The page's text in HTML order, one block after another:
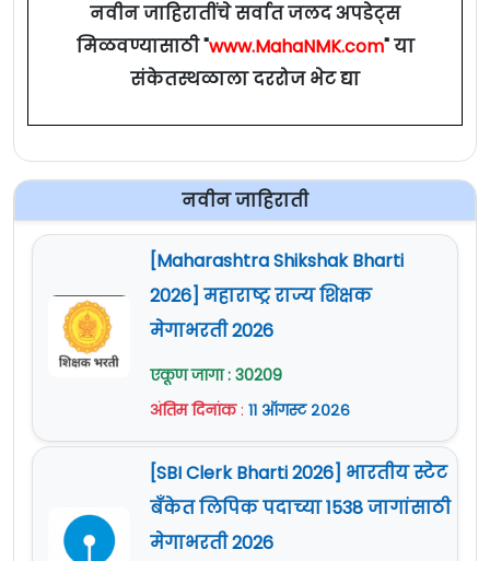
नवीन जाहिरातींचे सर्वात जलद अपडेट्स
मिळवण्यासाठी "www.MahaNMK.com" या
संकेतस्थळाला दररोज भेट द्या
नवीन जाहिराती
[Maharashtra Shikshak Bharti
2026] महाराष्ट्र राज्य शिक्षक
मेगाभरती 2026
एकूण जागा : 30209
अंतिम दिनांक: ११ ऑगस्ट २०२६
[SBI Clerk Bharti 2026] भारतीय स्टेट
बँकेत लिपिक पदाच्या 1538 जागांसाठी
मेगाभरती 2026